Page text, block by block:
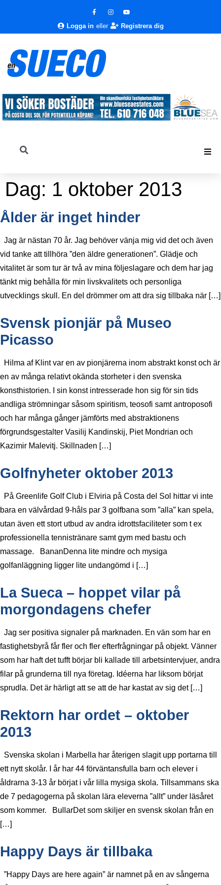
Logga in eller Registrera dig
Dag: 1 oktober 2013
Ålder är inget hinder
Jag är nästan 70 år. Jag behöver vänja mig vid det och även
vid tanke att tillhöra ”den äldre generationen”. Glädje och
vitalitet är som tur är två av mina följeslagare och dem har jag
tänkt mig behålla för min livskvalitets och personliga
utvecklings skull. En del drömmer om att dra sig tillbaka när […]
Svensk pionjär på Museo
Picasso
Hilma af Klint var en av pionjärerna inom abstrakt konst och är
en av många relativt okända storheter i den svenska
konsthistorien. I sin konst intresserade hon sig för sin tids
andliga strömningar såsom spiritism, teosofi samt antroposofi
och har många gånger jämförts med abstraktionens
förgrundsgestalter Vasilij Kandinskij, Piet Mondrian och
Kazimir Malevitj. Skillnaden […]
Golfnyheter oktober 2013
På Greenlife Golf Club i Elviria på Costa del Sol hittar vi inte
bara en välvårdad 9-håls par 3 golfbana som ”alla” kan spela,
utan även ett stort utbud av andra idrottsfaciliteter som t ex
professionella tennistränare samt gym med bastu och
massage. BananDenna lite mindre och mysiga
golfanläggning ligger lite undangömd i […]
La Sueca – hoppet vilar på
morgondagens chefer
Jag ser positiva signaler på marknaden. En vän som har en
fastighetsbyrå får fler och fler efterfrågningar på objekt. Vänner
som har haft det tufft börjar bli kallade till arbetsintervjuer, andra
filar på grunderna till nya företag. Idéerna har liksom börjat
sprudla. Det är härligt att se att de har kastat av sig det […]
Rektorn har ordet – oktober
2013
Svenska skolan i Marbella har återigen slagit upp portarna till
ett nytt skolår. I år har 44 förväntansfulla barn och elever i
åldrarna 3-13 år börjat i vår lilla mysiga skola. Tillsammans ska
de 7 pedagogerna på skolan lära eleverna ”allt” under läsåret
som kommer. BullarDet som skiljer en svensk skolan från en
[…]
Happy Days är tillbaka
”Happy Days are here again” är namnet på en av sångerna